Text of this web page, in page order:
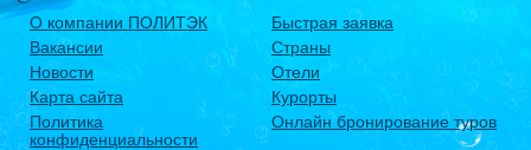
О компании ПОЛИТЭК
Вакансии
Новости
Карта сайта
Политика
конфиденциальности
Быстрая заявка
Страны
Отели
Курорты
Онлайн бронирование туров